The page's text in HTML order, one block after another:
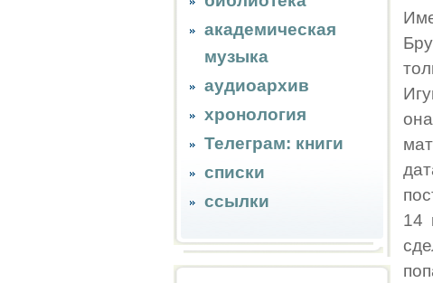
академическая
музыка
аудиоархив
хронология
Телеграм: книги
списки
ссылки
14